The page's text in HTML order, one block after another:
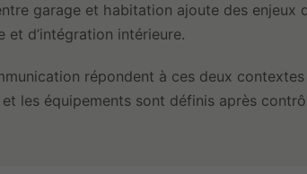
garage et habitation ajoute des enjeux
et d’intégration intérieure.
répondent à ces deux
les équipements sont définis après